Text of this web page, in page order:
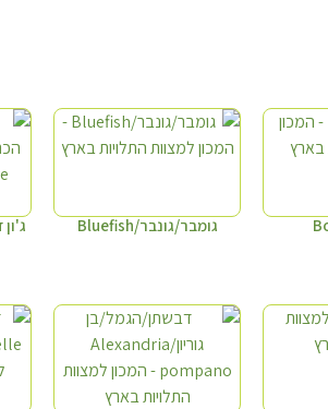
גומבר/גונבר/Bluefish